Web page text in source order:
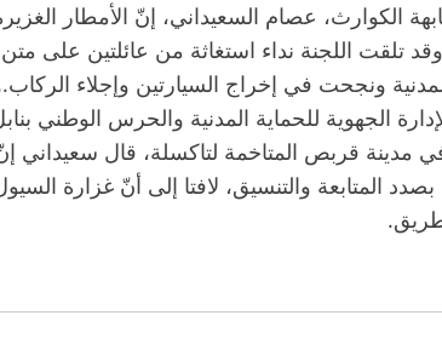
الكوارث، عصام السعيداني، إنّ الأمطار
تلقت اللجنة نداء استغاثة من عائلتين على
ونجحت في إخراج السيارتين وإجلاء
الجهوية للحماية المدنية والحرس الوطني
مدينة قربص المتاخمة لتاكسلة، قال سعيداني
المتابعة والتنسيق، لافتا إلى أنّ غزارة